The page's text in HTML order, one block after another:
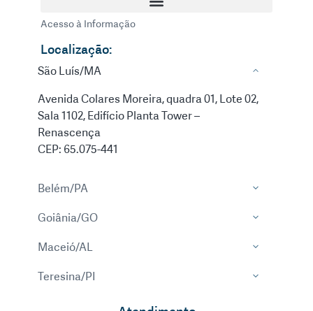
Acesso à Informação
Localização:
São Luís/MA
Avenida Colares Moreira, quadra 01, Lote 02,
Sala 1102, Edifício Planta Tower –
Renascença
CEP: 65.075-441
Belém/PA
Goiânia/GO
Maceió/AL
Teresina/PI